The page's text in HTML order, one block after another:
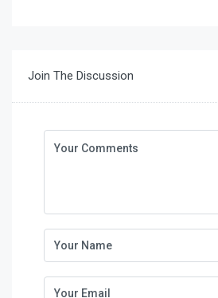
Join The Discussion